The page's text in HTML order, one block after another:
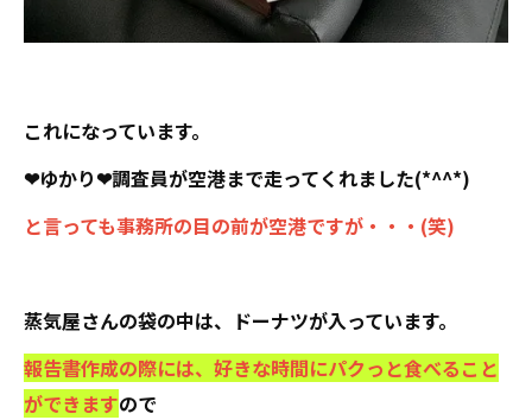
これになっています。
❤ゆかり❤調査員が空港まで走ってくれました(*^^*)
と言っても事務所の目の前が空港ですが・・・(笑)
蒸気屋さんの袋の中は、ドーナツが入っています。
報告書作成の際には、好きな時間にパクっと食べること
ができますので